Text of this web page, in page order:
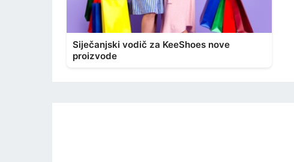
Siječanjski vodič za KeeShoes nove
proizvode